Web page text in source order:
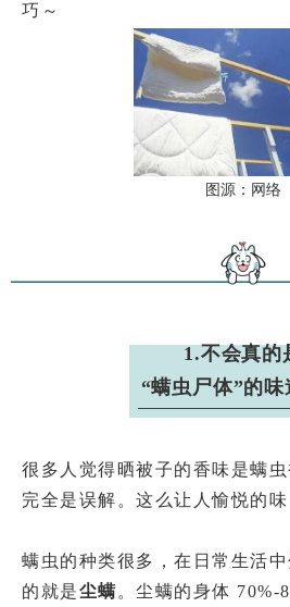
巧～
图源：网络
1.不会真的
“螨虫尸体”的味
很多人觉得晒被子的香味是螨
完全是误解。这么让人愉悦的味
螨虫的种类很多，在日常生活
的就是尘螨。尘螨的身体 70%-